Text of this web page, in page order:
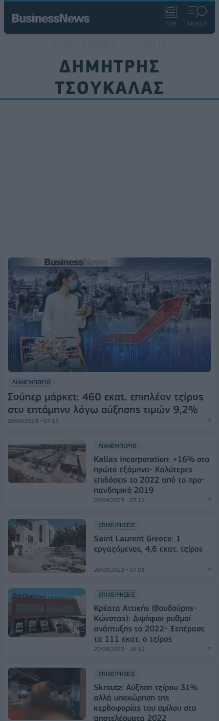
ΡΟΗ ΜΕΝΟΥ
ΔΗΜΉΤΡΗΣ
ΤΣΟΥΚΑΛΆΣ
ΛΙΑΝΕΜΠΟΡΙΟ
Σούπερ μάρκετ: 460 εκατ. επιπλέον τζίρος
στο επτάμηνο λόγω αύξησης τιμών 9,2%
28/09/2023 - 07:15
ΛΙΑΝΕΜΠΟΡΙΟ
Kallas Ιncorporation: +16% στο
πρώτο εξάμηνο- Καλύτερες
επιδόσεις το 2022 από το προ-
πανδημικό 2019
28/09/2023 - 07:12
ΕΠΙΧΕΙΡΗΣΕΙΣ
Saint Laurent Greece: 1
εργαζόμενος, 4,6 εκατ. τζίρος
28/09/2023 - 07:03
ΕΠΙΧΕΙΡΗΣΕΙΣ
Kρέατα Αττικής (Βουδούρης-
Κώνστας): Διψήφιοι ρυθμοί
ανάπτυξης το 2022- Ξεπέρασε
τα 111 εκατ. ο τζίρος
27/09/2023 - 16:12
ΕΠΙΧΕΙΡΗΣΕΙΣ
Skroutz: Αύξηση τζίρου 31%
αλλά υποχώρηση της
κερδοφορίας του ομίλου στα
αποτελέσματα 2022